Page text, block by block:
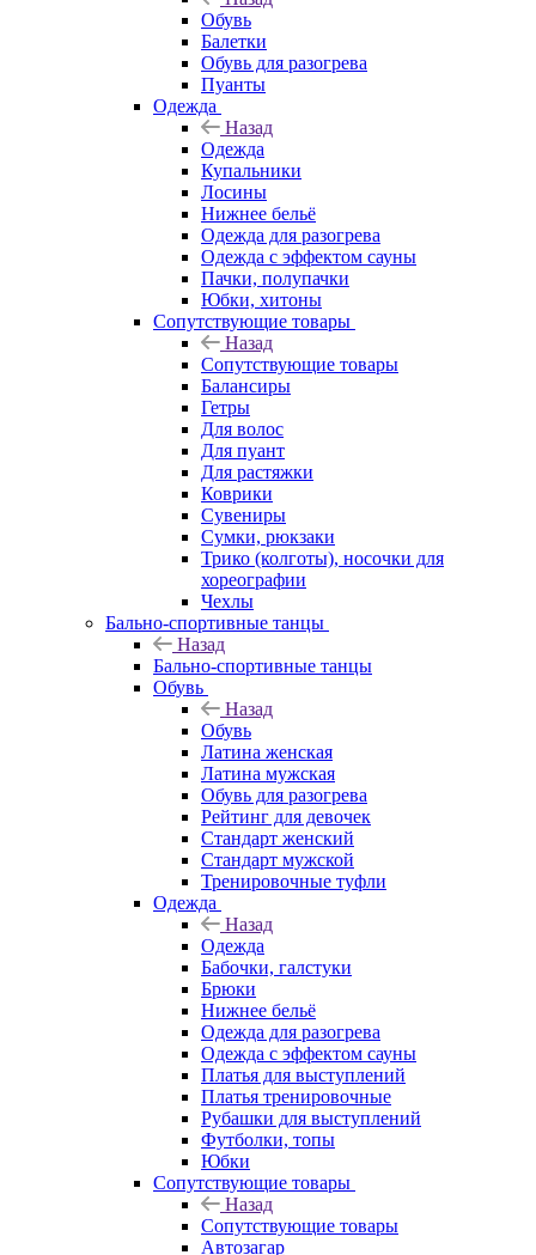
Обувь
Балетки
Обувь для разогрева
Пуанты
Одежда
Назад
Одежда
Купальники
Лосины
Нижнее бельё
Одежда для разогрева
Одежда с эффектом сауны
Пачки, полупачки
Юбки, хитоны
Сопутствующие товары
Назад
Сопутствующие товары
Балансиры
Гетры
Для волос
Для пуант
Для растяжки
Коврики
Сувениры
Сумки, рюкзаки
Трико (колготы), носочки для
хореографии
Чехлы
Бально-спортивные танцы
Назад
Бально-спортивные танцы
Обувь
Назад
Обувь
Латина женская
Латина мужская
Обувь для разогрева
Рейтинг для девочек
Стандарт женский
Стандарт мужской
Тренировочные туфли
Одежда
Назад
Одежда
Бабочки, галстуки
Брюки
Нижнее бельё
Одежда для разогрева
Одежда с эффектом сауны
Платья для выступлений
Платья тренировочные
Рубашки для выступлений
Футболки, топы
Юбки
Сопутствующие товары
Назад
Сопутствующие товары
Автозагар